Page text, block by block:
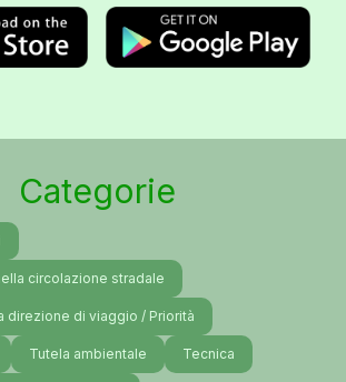
Categorie
circolazione stradale
direzione di viaggio / Priorità
Tutela ambientale Tecnica